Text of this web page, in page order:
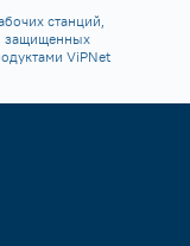
станций,
защищенных
ViPNet